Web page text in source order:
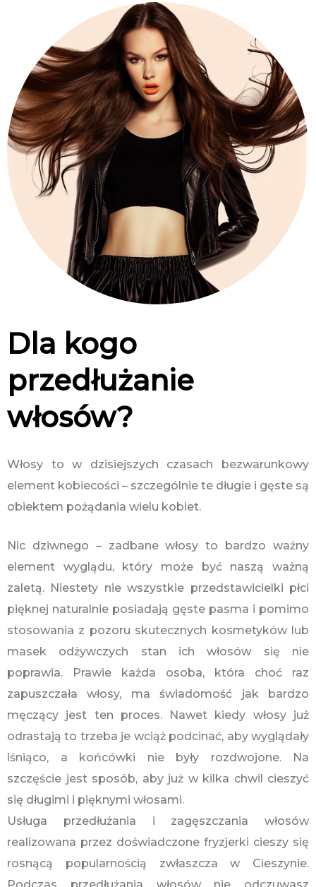
Dla kogo
przedłużanie
włosów?
Włosy to w dzisiejszych czasach bezwarunkowy
element kobiecości – szczególnie te długie i gęste są
obiektem pożądania wielu kobiet.
Nic dziwnego – zadbane włosy to bardzo ważny
element wyglądu, który może być naszą ważną
zaletą. Niestety nie wszystkie przedstawicielki płci
pięknej naturalnie posiadają gęste pasma i pomimo
stosowania z pozoru skutecznych kosmetyków lub
masek odżywczych stan ich włosów się nie
poprawia. Prawie każda osoba, która choć raz
zapuszczała włosy, ma świadomość jak bardzo
męczący jest ten proces. Nawet kiedy włosy już
odrastają to trzeba je wciąż podcinać, aby wyglądały
lśniąco, a końcówki nie były rozdwojone. Na
szczęście jest sposób, aby już w kilka chwil cieszyć
się długimi i pięknymi włosami.
Usługa przedłużania i zagęszczania włosów
realizowana przez doświadczone fryzjerki cieszy się
rosnącą popularnością zwłaszcza w Cieszynie.